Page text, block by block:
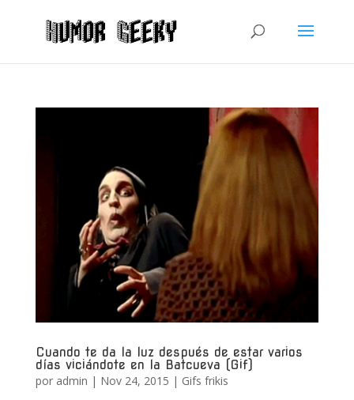
Cuando te da la luz después de estar varios
días viciándote en la Batcueva (Gif)
por admin | Nov 24, 2015 | Gifs frikis